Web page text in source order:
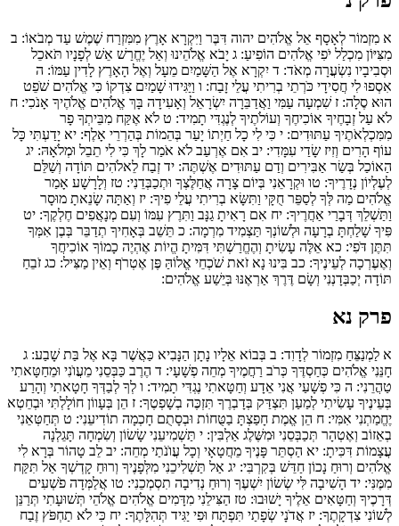
א מִזְמוֹר לְאָסָף אֵל אֱלֹהִים יהוה דִּבֶּר וַיִּקְרָא אָרֶץ מִמִּזְרַח שֶׁמֶשׁ עַד מְבֹאוֹ: ב
מִצִּיּוֹן מִכְלַל יֹפִי אֱלֹהִים הוֹפִיעַ: ג יָבֹא אֱלֹהֵינוּ וְאַל יֶחֱרַשׁ אֵשׁ לְפָנָיו תֹּאכֵל
וּסְבִיבָיו נִשְׂעֲרָה מְאֹד: ד יִקְרָא אֶל הַשָּׁמַיִם מֵעָל וְאֶל הָאָרֶץ לָדִין עַמּוֹ: ה
אִסְפוּ לִי חֲסִידָי כֹּרְתֵי בְרִיתִי עֲלֵי זָבַח: ו וַיַּגִּידוּ שָׁמַיִם צִדְקוֹ כִּי אֱלֹהִים שֹׁפֵט
הוּא סֶלָה: ז שִׁמְעָה עַמִּי וַאֲדַבֵּרָה יִשְׂרָאֵל וְאָעִידָה בָּךְ אֱלֹהִים אֱלֹהֶיךָ אָנֹכִי: ח
לֹא עַל זְבָחֶיךָ אוֹכִיחֶךָ וְעוֹלֹתֶיךָ לְנֶגְדִּי תָמִיד: ט לֹא אֶקַּח מִבֵּיתְךָ פָר
מִמִּכְלְאֹתֶיךָ עַתּוּדִים: י כִּי לִי כָל חַיְתוֹ יָעַר בְּהֵמוֹת בְּהַרְרֵי אָלֶף: יא יָדַעְתִּי כָּל
עוֹף הָרִים וְזִיז שָׂדַי עִמָּדִי: יב אִם אֶרְעַב לֹא אֹמַר לָךְ כִּי לִי תֵבֵל וּמְלֹאָהּ: יג
הַאוֹכַל בְּשַׂר אַבִּירִים וְדַם עַתּוּדִים אֶשְׁתֶּה: יד זְבַח לֵאלֹהִים תּוֹדָה וְשַׁלֵּם
לְעֶלְיוֹן נְדָרֶיךָ: טו וּקְרָאֵנִי בְּיוֹם צָרָה אֲחַלֶּצְךָ וּתְכַבְּדֵנִי: טז וְלָרָשָׁע אָמַר
אֱלֹהִים מַה לְּךָ לְסַפֵּר חֻקָּי וַתִּשָּׂא בְרִיתִי עֲלֵי פִיךָ: יז וְאַתָּה שָׂנֵאתָ מוּסָר
וַתַּשְׁלֵךְ דְּבָרַי אַחֲרֶיךָ: יח אִם רָאִיתָ גַנָּב וַתִּרֶץ עִמּוֹ וְעִם מְנָאֲפִים חֶלְקֶךָ: יט
פִּיךָ שָׁלַחְתָּ בְרָעָה וּלְשׁוֹנְךָ תַּצְמִיד מִרְמָה: כ תֵּשֵׁב בְּאָחִיךָ תְדַבֵּר בְּבֶן אִמְּךָ
תִּתֶּן דֹּפִי: כא אֵלֶּה עָשִׂיתָ וְהֶחֱרַשְׁתִּי דִּמִּיתָ הֱיוֹת אֶהְיֶה כָמוֹךָ אוֹכִיחֲךָ
וְאֶעֶרְכָה לְעֵינֶיךָ: כב בִּינוּ נָא זֹאת שֹׁכְחֵי אֱלוֹהַּ פֶּן אֶטְרֹף וְאֵין מַצִּיל: כג זֹבֵחַ
תּוֹדָה יְכַבְּדָנְנִי וְשָׂם דֶּרֶךְ אַרְאֶנּוּ בְּיֵשַׁע אֱלֹהִים:
פרק נא
א לַמְנַצֵּחַ מִזְמוֹר לְדָוִד: ב בְּבוֹא אֵלָיו נָתָן הַנָּבִיא כַּאֲשֶׁר בָּא אֶל בַּת שָׁבַע: ג
חָנֵּנִי אֱלֹהִים כְּחַסְדֶּךָ כְּרֹב רַחֲמֶיךָ מְחֵה פְשָׁעָי: ד הֶרֶב כַּבְּסֵנִי מֵעֲוֺנִי וּמֵחַטָּאתִי
טַהֲרֵנִי: ה כִּי פְשָׁעַי אֲנִי אֵדָע וְחַטָּאתִי נֶגְדִּי תָמִיד: ו לְךָ לְבַדְּךָ חָטָאתִי וְהָרַע
בְּעֵינֶיךָ עָשִׂיתִי לְמַעַן תִּצְדַּק בְּדָבְרֶךָ תִּזְכֶּה בְשָׁפְטֶךָ: ז הֵן בְּעָווֹן חוֹלָלְתִּי וּבְחֵטְא
יֶחֱמַתְנִי אִמִּי: ח הֵן אֱמֶת חָפַצְתָּ בַטֻּחוֹת וּבְסָתֻם חָכְמָה תוֹדִיעֵנִי: ט תְּחַטְּאֵנִי
בְאֵזוֹב וְאֶטְהָר תְּכַבְּסֵנִי וּמִשֶּׁלֶג אַלְבִּין: י תַּשְׁמִיעֵנִי שָׂשׂוֹן וְשִׂמְחָה תָּגֵלְנָה
עֲצָמוֹת דִּכִּיתָ: יא הַסְתֵּר פָּנֶיךָ מֵחֲטָאָי וְכָל עֲוֺנֹתַי מְחֵה: יב לֵב טָהוֹר בְּרָא לִי
אֱלֹהִים וְרוּחַ נָכוֹן חַדֵּשׁ בְּקִרְבִּי: יג אַל תַּשְׁלִיכֵנִי מִלְּפָנֶיךָ וְרוּחַ קָדְשְׁךָ אַל תִּקַּח
מִמֶּנִּי: יד הָשִׁיבָה לִּי שְׂשׂוֹן יִשְׁעֶךָ וְרוּחַ נְדִיבָה תִסְמְכֵנִי: טו אֲלַמְּדָה פֹשְׁעִים
דְּרָכֶיךָ וְחַטָּאִים אֵלֶיךָ יָשׁוּבוּ: טז הַצִּילֵנִי מִדָּמִים אֱלֹהִים אֱלֹהֵי תְּשׁוּעָתִי תְּרַנֵּן
לְשׁוֹנִי צִדְקָתֶךָ: יז אֲדֹנָי שְׂפָתַי תִּפְתָּח וּפִי יַגִּיד תְּהִלָּתֶךָ: יח כִּי לֹא תַחְפֹּץ זֶבַח